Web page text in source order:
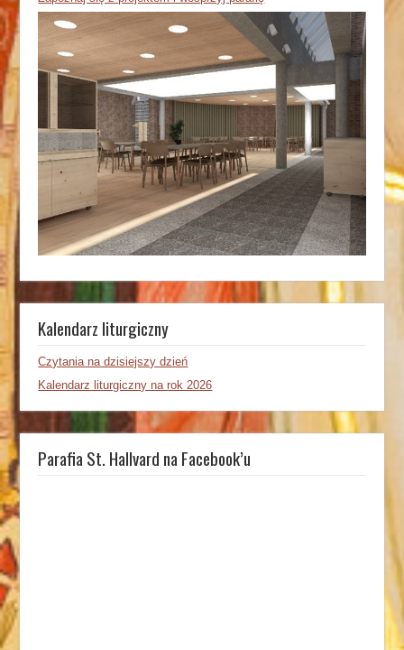
Kalendarz liturgiczny
Czytania na dzisiejszy dzień
Kalendarz liturgiczny na rok 2026
Parafia St. Hallvard na Facebook’u